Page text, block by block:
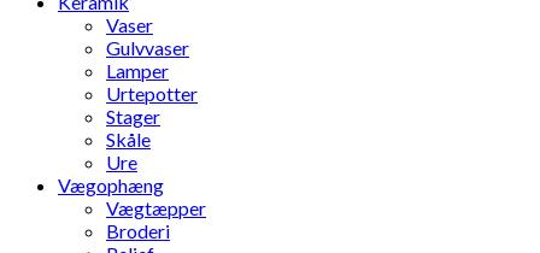
Vaser
Gulvvaser
Lamper
Urtepotter
Stager
Skåle
Ure
Vægophæng
Vægtæpper
Broderi